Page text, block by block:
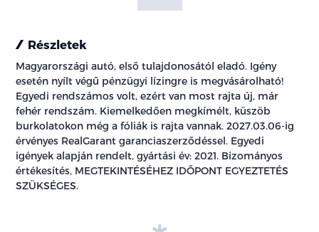
Android Auto
Apple CarPlay
ASR (kipörgésgátló)
automata (8 fokozatú tiptronic) sebességváltó
Részletek
Magyarországi autó, első tulajdonosától eladó. Igény
esetén nyílt végű pénzügyi lízingre is megvásárolható!
Egyedi rendszámos volt, ezért van most rajta új, már
fehér rendszám. Kiemelkedően megkímélt, küszöb
burkolatokon még a fóliák is rajta vannak. 2027.03.06-ig
érvényes RealGarant garanciaszerződéssel. Egyedi
igények alapján rendelt, gyártási év: 2021. Bizományos
értékesítés, MEGTEKINTÉSÉHEZ IDŐPONT EGYEZTETÉS
SZÜKSÉGES.